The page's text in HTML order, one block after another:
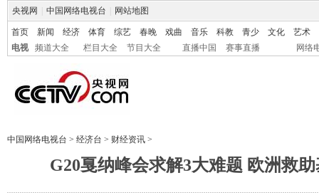
央视网 中国网络电视台 网站地图
首页 新闻 经济 体育 综艺 春晚 戏曲 音乐 科教 青少 文化
艺术
电视
频道大全 栏目大全 节目大全 直播中国 赛事直播 网络
中国网络电视台 > 经济台 > 财经资讯 >
G20戛纳峰会求解3大难题 欧洲救